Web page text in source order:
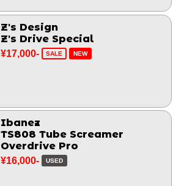
Z's Design
Z's Drive Special
¥17,000- SALE NEW
Ibanez
TS808 Tube Screamer
Overdrive Pro
¥16,000- USED